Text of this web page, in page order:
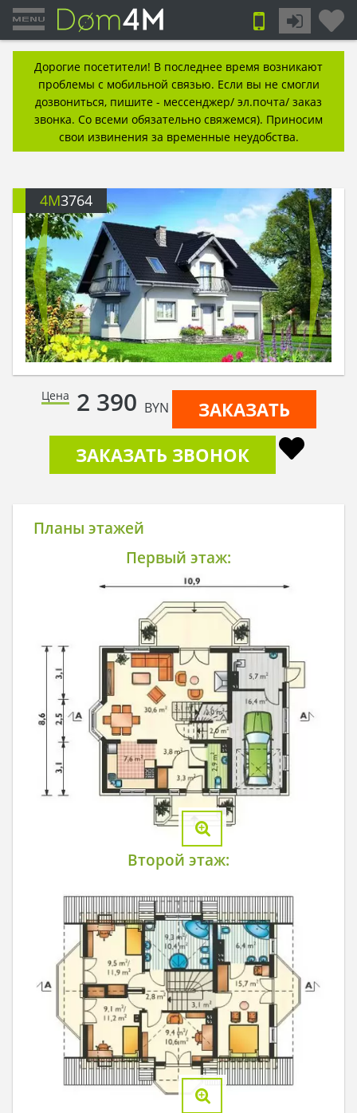
Дорогие посетители! В последнее время возникают
проблемы с мобильной связью. Если вы не смогли
дозвониться, пишите - мессенджер/ эл.почта/ заказ
звонка. Со всеми обязательно свяжемся). Приносим
свои извинения за временные неудобства.
4M3764
Цена 2 390 BYN
ЗАКАЗАТЬ
ЗАКАЗАТЬ ЗВОНОК
Планы этажей
Первый этаж:
Второй этаж: